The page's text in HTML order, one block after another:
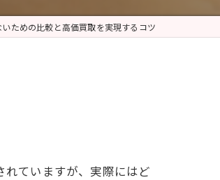
ための比較と高価買取を実現するコツ
ていますが、実際にはど